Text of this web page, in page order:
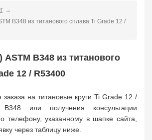
16
B348 из титанового сплава Ti Grade 12 /
ASTM B348 из титанового
12 / R53400
на титановые круги Ti Grade 12 /
или получения консультации
телефону, указанному в шапке сайта,
через таблицу ниже.